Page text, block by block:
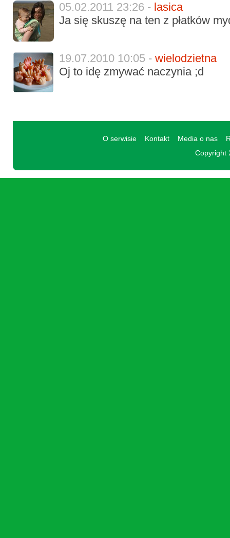
05.02.2011 23:26 - lasica
Ja się skuszę na ten z płatków
19.07.2010 10:05 - wielodzietna
Oj to idę zmywać naczynia ;d
O serwisie Kontakt Media o nas
Copyright